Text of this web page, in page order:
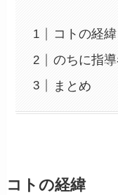
コトの経緯
のちに指
まとめ
コトの経緯